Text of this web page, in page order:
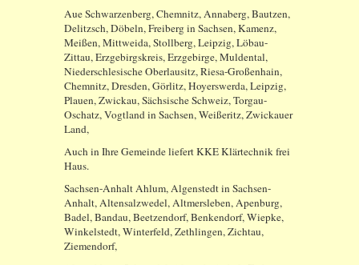
Aue Schwarzenberg, Chemnitz, Annaberg, Bautzen,
Delitzsch, Döbeln, Freiberg in Sachsen, Kamenz,
Meißen, Mittweida, Stollberg, Leipzig, Löbau-
Zittau, Erzgebirgskreis, Erzgebirge, Muldental,
Niederschlesische Oberlausitz, Riesa-Großenhain,
Chemnitz, Dresden, Görlitz, Hoyerswerda, Leipzig,
Plauen, Zwickau, Sächsische Schweiz, Torgau-
Oschatz, Vogtland in Sachsen, Weißeritz, Zwickauer
Land,
Auch in Ihre Gemeinde liefert KKE Klärtechnik frei
Haus.
Sachsen-Anhalt Ahlum, Algenstedt in Sachsen-
Anhalt, Altensalzwedel, Altmersleben, Apenburg,
Badel, Bandau, Beetzendorf, Benkendorf, Wiepke,
Winkelstedt, Winterfeld, Zethlingen, Zichtau,
Ziemendorf,